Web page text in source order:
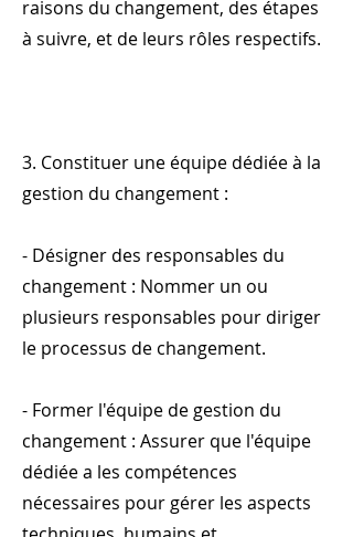
raisons du changement, des étapes
à suivre, et de leurs rôles respectifs.
3. Constituer une équipe dédiée à la
gestion du changement :
- Désigner des responsables du
changement : Nommer un ou
plusieurs responsables pour diriger
le processus de changement.
- Former l'équipe de gestion du
changement : Assurer que l'équipe
dédiée a les compétences
nécessaires pour gérer les aspects